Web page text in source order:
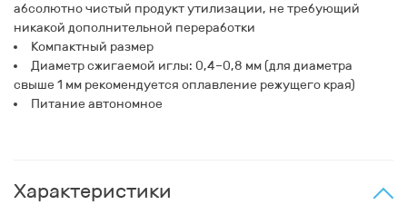
абсолютно чистый продукт утилизации, не требующий
никакой дополнительной переработки
Компактный размер
Диаметр сжигаемой иглы: 0,4–0,8 мм (для диаметра
свыше 1 мм рекомендуется оплавление режущего края)
Питание автономное
Характеристики